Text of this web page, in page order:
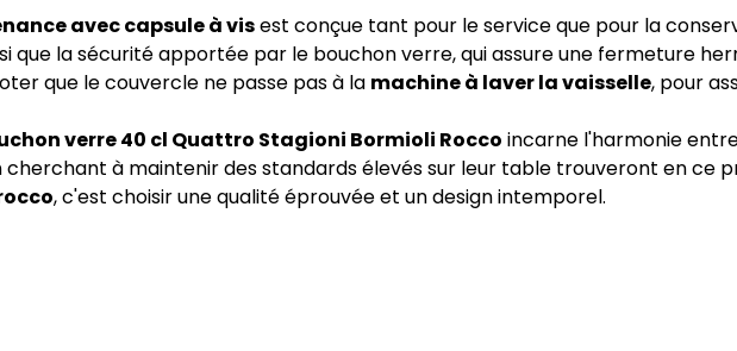
avec capsule à visest conçue tant pour le service que pour la
que la sécurité apportée par le bouchon verre, qui assure une fermeture
que le couvercle ne passe pas à la machine à laver la vaisselle, pour
verre 40 cl Quattro Stagioni Bormioli Rocco incarne l'harmonie
à maintenir des standards élevés sur leur table trouveront en ce
, c'est choisir une qualité éprouvée et un design intemporel.